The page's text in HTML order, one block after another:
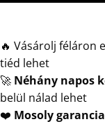
🔥 Vásárolj féláron
tiéd lehet
🚀 Néhány napos
belül nálad lehet
❤️ Mosoly